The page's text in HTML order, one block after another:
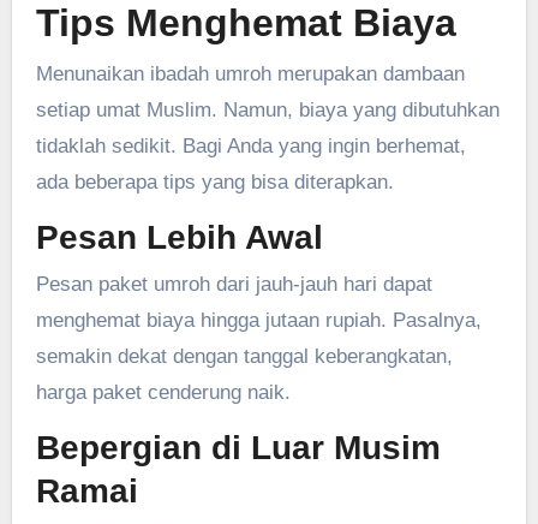
Tips Menghemat Biaya
Menunaikan ibadah umroh merupakan dambaan
setiap umat Muslim. Namun, biaya yang dibutuhkan
tidaklah sedikit. Bagi Anda yang ingin berhemat,
ada beberapa tips yang bisa diterapkan.
Pesan Lebih Awal
Pesan paket umroh dari jauh-jauh hari dapat
menghemat biaya hingga jutaan rupiah. Pasalnya,
semakin dekat dengan tanggal keberangkatan,
harga paket cenderung naik.
Bepergian di Luar Musim
Ramai